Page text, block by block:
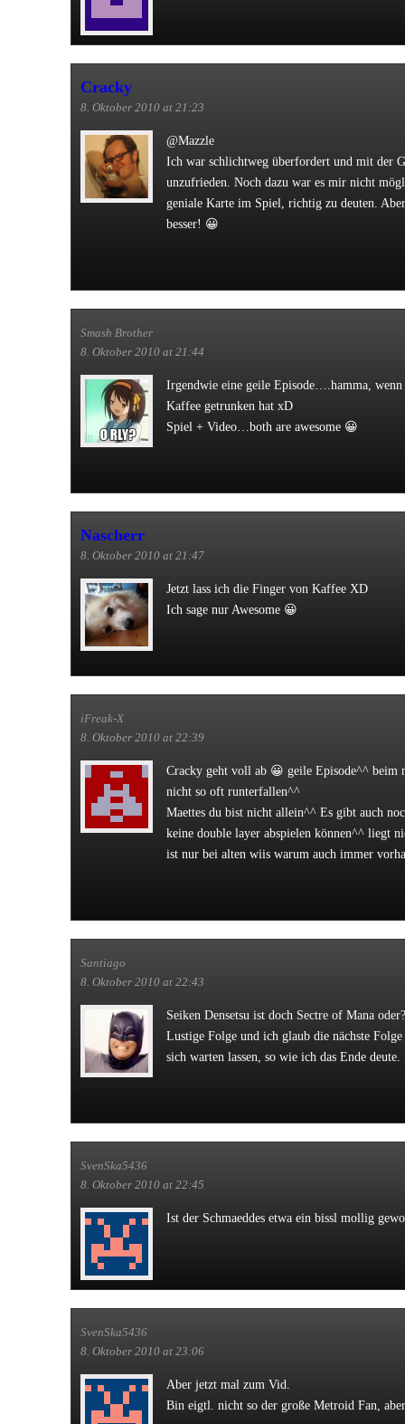
Cracky
8. Oktober 2010 at 21:23
@Mazzle
Ich war schlichtweg überfordert und mit der
unzufrieden. Noch dazu war es mir nicht
geniale Karte im Spiel, richtig zu deuten.
besser! 😀
Smash Brother
8. Oktober 2010 at 21:44
Irgendwie eine geile Episode….hamma,
Kaffee getrunken hat xD
Spiel + Video…both are awesome 😀
Nascherr
8. Oktober 2010 at 21:47
Jetzt lass ich die Finger von Kaffee XD
Ich sage nur Awesome 😀
iFreak-X
8. Oktober 2010 at 22:39
Cracky geht voll ab 😀 geile Episode^^ beim
nicht so oft runterfallen^^
Maettes du bist nicht allein^^ Es gibt auch
keine double layer abspielen können^^ liegt
ist nur bei alten wiis warum auch immer
Santiago
8. Oktober 2010 at 22:43
Seiken Densetsu ist doch Sectre of Mana oder?
Lustige Folge und ich glaub die nächste
sich warten lassen, so wie ich das Ende deute.
SvenSka5436
8. Oktober 2010 at 22:45
Ist der Schmaeddes etwa ein bissl mollig
SvenSka5436
8. Oktober 2010 at 23:06
Aber jetzt mal zum Vid.
Bin eigtl. nicht so der große Metroid Fan,